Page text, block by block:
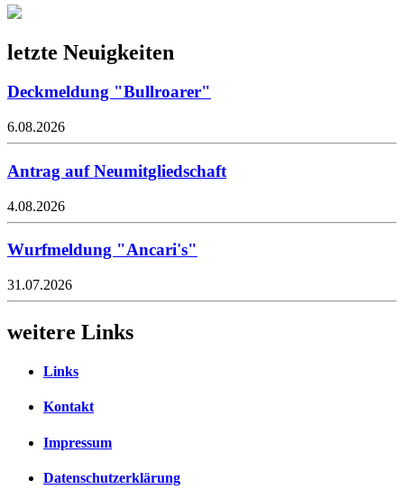
letzte Neuigkeiten
Deckmeldung "Bullroarer"
6.08.2026
Antrag auf Neumitgliedschaft
4.08.2026
Wurfmeldung "Ancari's"
31.07.2026
weitere Links
Links
Kontakt
Impressum
Datenschutzerklärung